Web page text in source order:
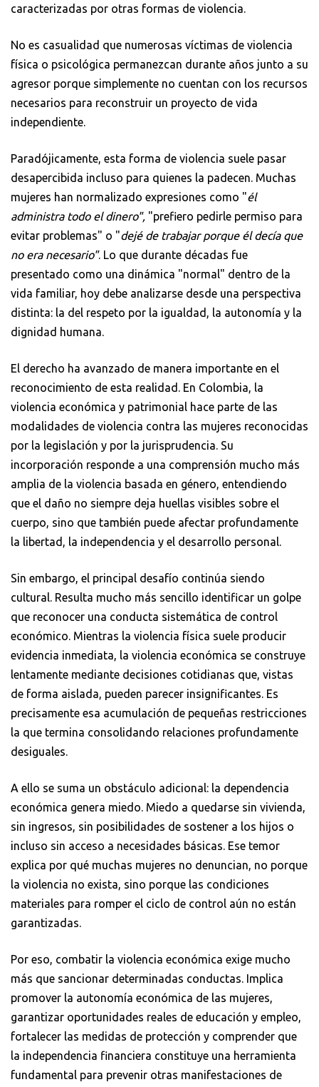
caracterizadas por otras formas de violencia.
No es casualidad que numerosas víctimas de violencia
física o psicológica permanezcan durante años junto a su
agresor porque simplemente no cuentan con los recursos
necesarios para reconstruir un proyecto de vida
independiente.
Paradójicamente, esta forma de violencia suele pasar
desapercibida incluso para quienes la padecen. Muchas
mujeres han normalizado expresiones como "él
administra todo el dinero", "prefiero pedirle permiso para
evitar problemas" o "dejé de trabajar porque él decía que
no era necesario". Lo que durante décadas fue
presentado como una dinámica "normal" dentro de la
vida familiar, hoy debe analizarse desde una perspectiva
distinta: la del respeto por la igualdad, la autonomía y la
dignidad humana.
El derecho ha avanzado de manera importante en el
reconocimiento de esta realidad. En Colombia, la
violencia económica y patrimonial hace parte de las
modalidades de violencia contra las mujeres reconocidas
por la legislación y por la jurisprudencia. Su
incorporación responde a una comprensión mucho más
amplia de la violencia basada en género, entendiendo
que el daño no siempre deja huellas visibles sobre el
cuerpo, sino que también puede afectar profundamente
la libertad, la independencia y el desarrollo personal.
Sin embargo, el principal desafío continúa siendo
cultural. Resulta mucho más sencillo identificar un golpe
que reconocer una conducta sistemática de control
económico. Mientras la violencia física suele producir
evidencia inmediata, la violencia económica se construye
lentamente mediante decisiones cotidianas que, vistas
de forma aislada, pueden parecer insignificantes. Es
precisamente esa acumulación de pequeñas restricciones
la que termina consolidando relaciones profundamente
desiguales.
A ello se suma un obstáculo adicional: la dependencia
económica genera miedo. Miedo a quedarse sin vivienda,
sin ingresos, sin posibilidades de sostener a los hijos o
incluso sin acceso a necesidades básicas. Ese temor
explica por qué muchas mujeres no denuncian, no porque
la violencia no exista, sino porque las condiciones
materiales para romper el ciclo de control aún no están
garantizadas.
Por eso, combatir la violencia económica exige mucho
más que sancionar determinadas conductas. Implica
promover la autonomía económica de las mujeres,
garantizar oportunidades reales de educación y empleo,
fortalecer las medidas de protección y comprender que
la independencia financiera constituye una herramienta
fundamental para prevenir otras manifestaciones de